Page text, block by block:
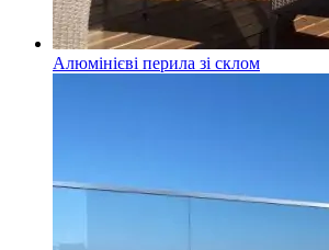
Алюмінієві перила зі склом